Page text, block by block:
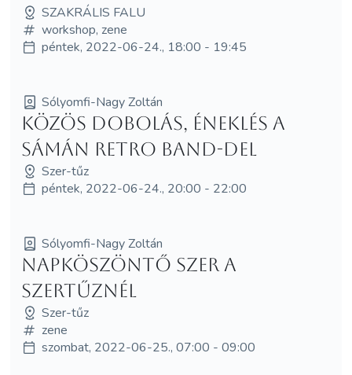
SZAKRÁLIS FALU
workshop, zene
péntek, 2022-06-24., 18:00 - 19:45
Sólyomfi-Nagy Zoltán
Közös dobolás, éneklés a
Sámán Retro Band-del
Szer-tűz
péntek, 2022-06-24., 20:00 - 22:00
Sólyomfi-Nagy Zoltán
Napköszöntő Szer a
Szertűznél
Szer-tűz
zene
szombat, 2022-06-25., 07:00 - 09:00